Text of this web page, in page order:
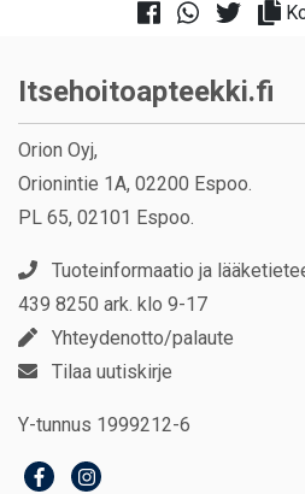
Itsehoitoapteekki.fi
Orion Oyj,
Orionintie 1A, 02200 Espoo.
PL 65, 02101 Espoo.
Tuoteinformaatio ja
439 8250 ark. klo 9-17
Yhteydenotto/palaute
Tilaa uutiskirje
Y-tunnus 1999212-6